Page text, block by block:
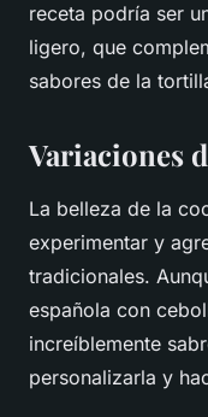
receta podría ser
ligero, que
sabores de la
Variaciones
La belleza de la
experimentar y
tradicionales.
española con
increíblemente
personalizarla y